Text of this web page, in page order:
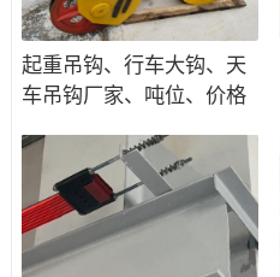
起重吊钩、行车大钩、天
车吊钩厂家、吨位、价格